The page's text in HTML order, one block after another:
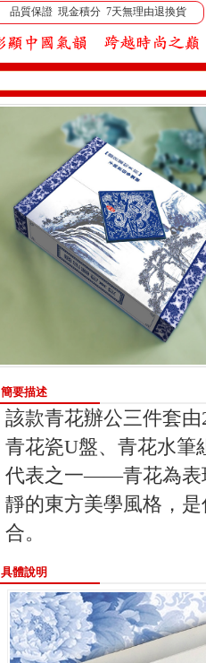
品質保證 現金積分 7天無理由退換貨
簡要描述
該款青花辦公三件套
青花瓷U盤、青花水筆
代表之一——青花為表
靜的東方美學風格，
合。
具體說明